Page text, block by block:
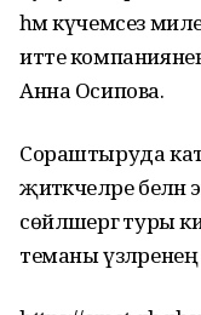
һәм күчемсез
итте
Анна Осипова.
Сораштыруда
җитәкчеләре
сөйләшергә туры
теманы